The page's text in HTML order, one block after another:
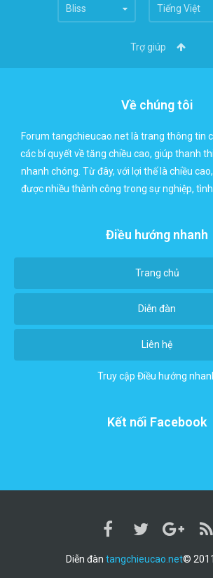
Bliss Tiếng Việt
Trợ giúp
Về chúng tôi
Forum tangchieucao.net là trang thông tin
các bí quyết về tăng chiều cao, giúp thanh
nhanh chóng. Từ đây, với lợi thế là chiều
được nhiều thành công trong sự nghiệp, tình
Điều hướng nhanh
Trang chủ
Diễn đàn
Liên hệ
Truy cập Điều hướng
Kết nối Facebook
Diễn đàn tangchieucao.net©